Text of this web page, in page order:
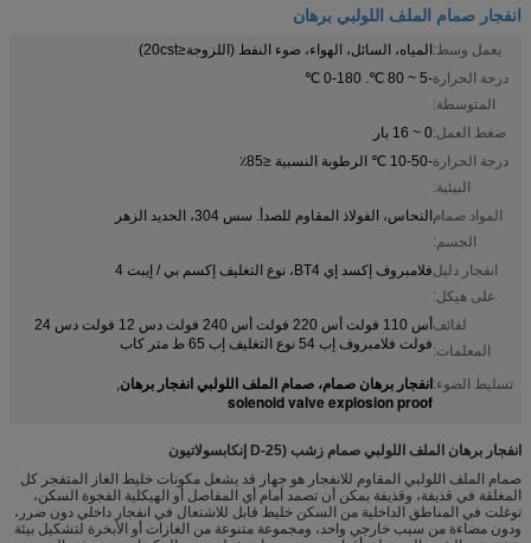
انفجار صمام الملف اللولبي برهان
يعمل وسط:المياه، السائل، الهواء، ضوء النفط (اللزوجة≤20cst)
درجة الحرارة
المتوسطة:
-5 ~ 80 ℃. 0-180 ℃
ضغط العمل:0 ~ 16 بار
درجة الحرارة
البيئية:
-10-50 ℃ الرطوبة النسبية ≤85٪
المواد صمام
الجسم:
النحاس، الفولاذ المقاوم للصدأ. سس 304، الحديد الزهر
انفجار دليل
على هيكل:
فلامبروف إكسد إي BT4، نوع التغليف إكسم بي / إيبت 4
لفائف
المعلمات:
أس 110 فولت أس 220 فولت أس 240 فولت دس 12 فولت دس 24
فولت فلامبروف إب 54 نوع التغليف إب 65 ط متر كاب
تسليط الضوء:انفجار برهان صمام، صمام الملف اللولبي انفجار برهان,
solenoid valve explosion proof
انفجار برهان الملف اللولبي صمام زشب (D-25 إنكابسولاتيون
صمام الملف اللولبي المقاوم للانفجار هو جهاز قد يشعل مكونات خليط الغاز المتفجر كل
المغلقة في قذيفة، وقذيفة يمكن أن تصمد أمام أي المفاصل أو الهيكلية الفجوة السكن،
توغلت في المناطق الداخلية من السكن خليط قابل للاشتعال في انفجار داخلي دون ضرر،
ودون مضاءة من سبب خارجي واحد، ومجموعة متنوعة من الغازات أو الأبخرة لتشكيل بيئة